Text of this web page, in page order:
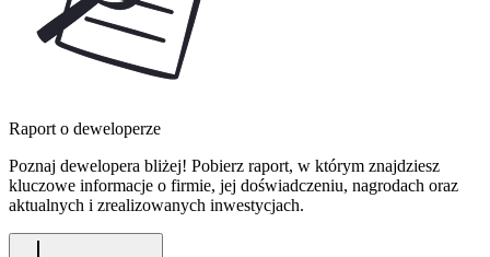
Raport o deweloperze
Poznaj dewelopera bliżej! Pobierz raport, w którym znajdziesz
kluczowe informacje o firmie, jej doświadczeniu, nagrodach oraz
aktualnych i zrealizowanych inwestycjach.